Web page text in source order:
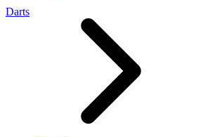
Darts